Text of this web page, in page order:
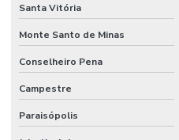
Santa Vitória
Monte Santo de Minas
Conselheiro Pena
Campestre
Paraisópolis